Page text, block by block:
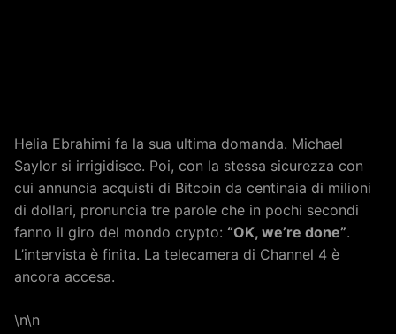
Helia Ebrahimi fa la sua ultima domanda. Michael
Saylor si irrigidisce. Poi, con la stessa sicurezza con
cui annuncia acquisti di Bitcoin da centinaia di milioni
di dollari, pronuncia tre parole che in pochi secondi
fanno il giro del mondo crypto: “OK, we’re done”.
L’intervista è finita. La telecamera di Channel 4 è
ancora accesa.
\n\n